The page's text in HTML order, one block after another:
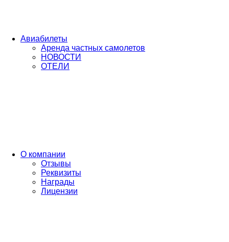
Авиабилеты
Аренда частных самолетов
НОВОСТИ
ОТЕЛИ
О компании
Отзывы
Реквизиты
Награды
Лицензии